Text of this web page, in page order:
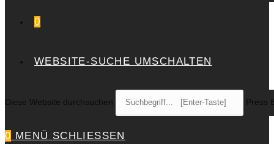
0
WEBSITE-SUCHE UMSCHALTEN
Diese Website durchsuchen Press
0 MENÜ SCHLIESSEN